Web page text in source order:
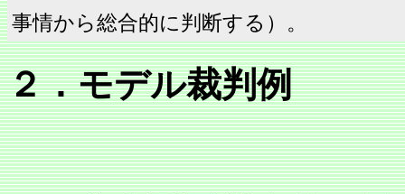
事情から総合的に判断する）。
２．モデル裁判例